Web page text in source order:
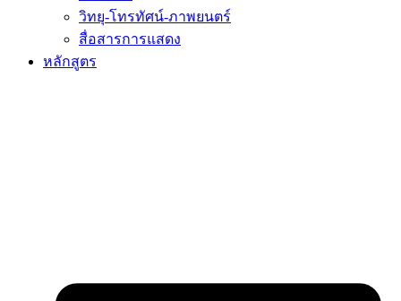
วิทยุ-โทรทัศน์-ภาพยนตร์
สื่อสารการแสดง
หลักสูตร